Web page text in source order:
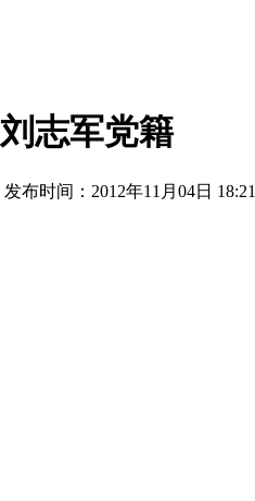
志军党籍
发布时间：2012年11月04日 18:21